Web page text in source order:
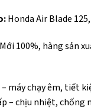
Honda Air Blade 125,
100%, hàng sản
máy chạy êm, tiết
– chịu nhiệt,